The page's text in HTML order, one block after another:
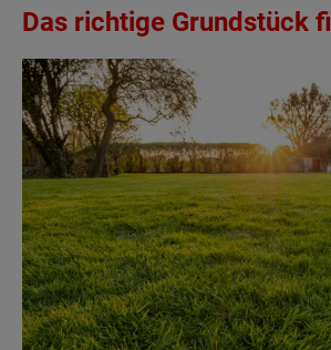
Das richtige Grundstück